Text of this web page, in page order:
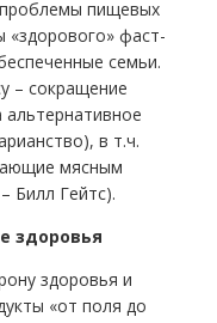
пищевых
«здорового» фаст-
семьи.
– сокращение
в т.ч.
мясным
Билл Гейтс).
здоровья
здоровья и
«от поля до